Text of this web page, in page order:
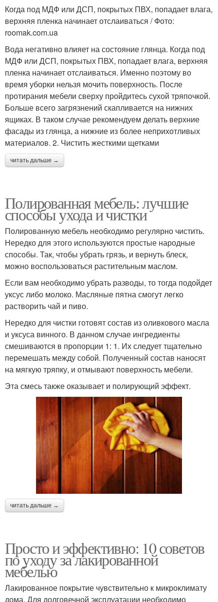
Когда под МДФ или ДСП, покрытых ПВХ, попадает влага,
верхняя пленка начинает отслаиваться / Фото:
roomak.com.ua
Вода негативно влияет на состояние глянца. Когда под
МДФ или ДСП, покрытых ПВХ, попадает влага, верхняя
пленка начинает отслаиваться. Именно поэтому во
время уборки нельзя мочить поверхность. После
протирания мебели сверху пройдитесь сухой тряпочкой.
Больше всего загрязнений скапливается на нижних
ящиках. В таком случае рекомендуем делать верхние
фасады из глянца, а нижние из более неприхотливых
материалов. 2. Чистить жесткими щетками
читать дальше →
Полированная мебель: лучшие
способы ухода и чистки
Полированную мебель необходимо регулярно чистить.
Нередко для этого используются простые народные
способы. Так, чтобы убрать грязь, и вернуть блеск,
можно воспользоваться растительным маслом.
Если вам необходимо убрать разводы, то тогда подойдет
уксус либо молоко. Масляные пятна смогут легко
растворить чай и пиво.
Нередко для чистки готовят состав из оливкового масла
и уксуса винного. В данном случае ингредиенты
смешиваются в пропорции 1: 1. Их следует тщательно
перемешать между собой. Полученный состав наносят
на мягкую тряпку, и отмывают поверхность мебели.
Эта смесь также оказывает и полирующий эффект.
читать дальше →
Просто и эффективно: 10 советов
по уходу за лакированной
мебелью
Лакированное покрытие чувствительно к микроклимату
дома. Для долговечной эксплуатации необходимо